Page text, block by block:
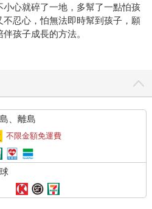
心就碎了一地，多幫了一點怕孩
忍心，怕無法即時幫到孩子，願
孩子成長的方法。
、離島
不限金額免運費